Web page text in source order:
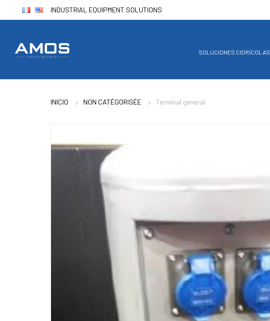
INDUSTRIAL EQUIPMENT SOLUTIONS
SOLUCIONES CIDRÍCOLAS
INICIO NON CATÉGORISÉE Terminal general